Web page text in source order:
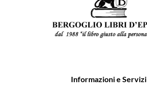
Informazioni e Servizi